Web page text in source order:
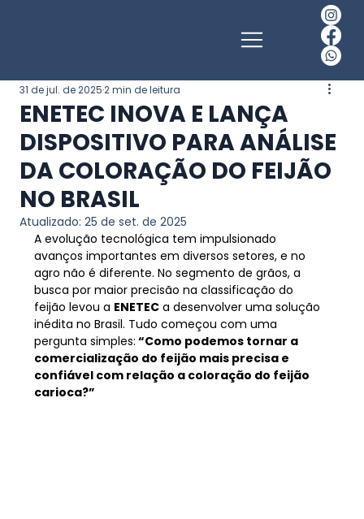
ENETEC INOVA E LANÇA
DISPOSITIVO PARA ANÁLISE
DA COLORAÇÃO DO FEIJÃO
NO BRASIL
31 de jul. de 20252 min de leitura
Atualizado: 25 de set. de 2025
A evolução tecnológica tem impulsionado
avanços importantes em diversos setores, e no
agro não é diferente. No segmento de grãos, a
busca por maior precisão na classificação do
feijão levou a ENETEC a desenvolver uma solução
inédita no Brasil. Tudo começou com uma
pergunta simples: “Como podemos tornar a
comercialização do feijão mais precisa e
confiável com relação a coloração do feijão
carioca?”